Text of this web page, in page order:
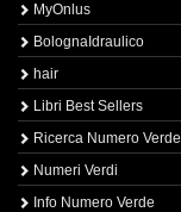
MyOnlus
BolognaIdraulico
hair
Libri Best Sellers
Ricerca Numero Verde
Numeri Verdi
Info Numero Verde